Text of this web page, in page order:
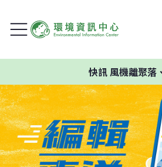
快訊風機離聚落、